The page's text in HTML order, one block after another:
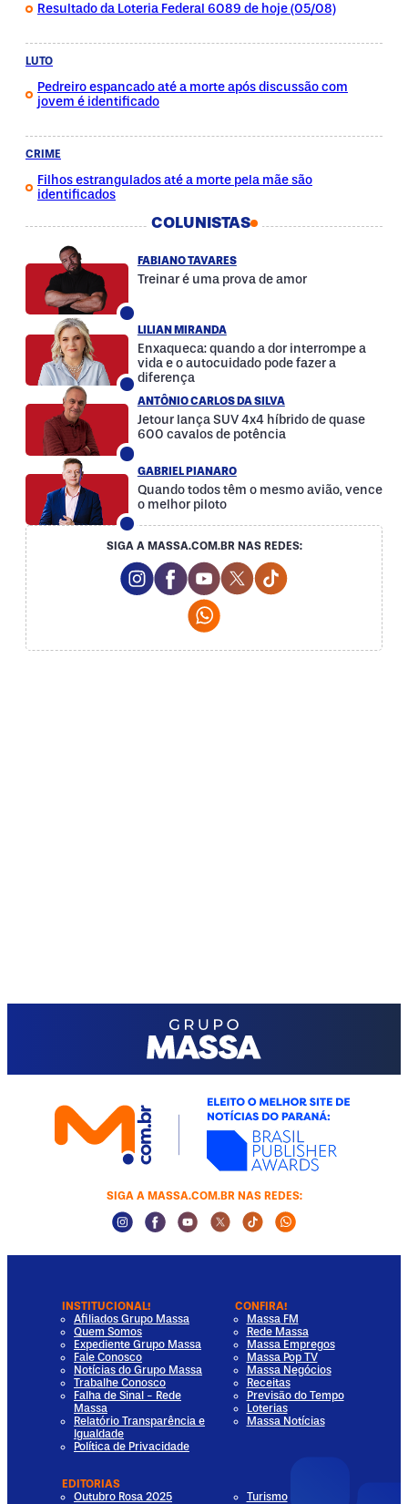
Resultado da Loteria Federal 6089 de hoje (05/08)
LUTO
Pedreiro espancado até a morte após discussão com
jovem é identificado
CRIME
Filhos estrangulados até a morte pela mãe são
identificados
COLUNISTAS
FABIANO TAVARES
Treinar é uma prova de amor
LILIAN MIRANDA
Enxaqueca: quando a dor interrompe a
vida e o autocuidado pode fazer a
diferença
ANTÔNIO CARLOS DA SILVA
Jetour lança SUV 4x4 híbrido de quase
600 cavalos de potência
GABRIEL PIANARO
Quando todos têm o mesmo avião, vence
o melhor piloto
SIGA A MASSA.COM.BR NAS REDES:
Instagram Social Media
Facebook Social Media
Youtube Social Media
Twitter Social Media
Tiktok Social
SIGA A MASSA.COM.BR NAS REDES:
Instagram Social Media
Facebook Social Media
Youtube Social Media
Twitter Social Media
Tiktok Social Media
Whatsapp
INSTITUCIONAL!
Afiliados Grupo Massa
Quem Somos
Expediente Grupo Massa
Fale Conosco
Notícias do Grupo Massa
Trabalhe Conosco
Falha de Sinal - Rede
Massa
Relatório Transparência e
Igualdade
Política de Privacidade
CONFIRA!
Massa FM
Rede Massa
Massa Empregos
Massa Pop TV
Massa Negócios
Receitas
Previsão do Tempo
Loterias
Massa Notícias
EDITORIAS
Outubro Rosa 2025
Turismo